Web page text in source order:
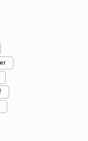
Adidas
Cylon-21